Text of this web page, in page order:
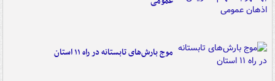
موج بارش‌های تابستانه در راه ۱۱ استان